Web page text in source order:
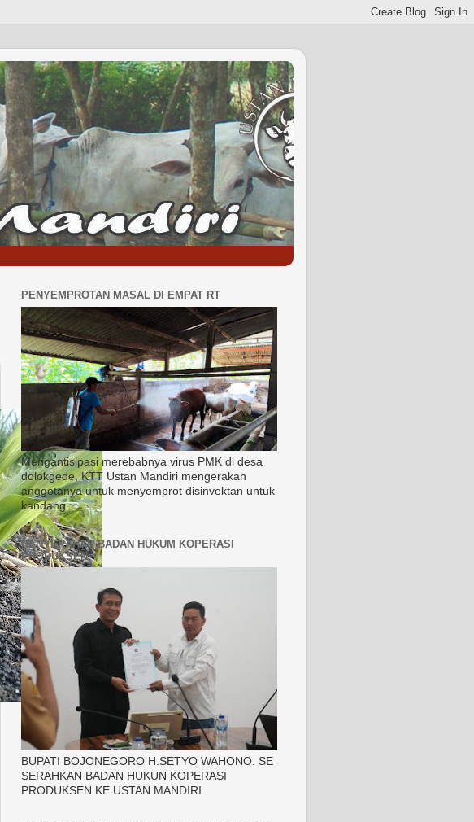
PENYEMPROTAN MASAL DI EMPAT RT
Mengantisipasi merebabnya virus PMK di desa
dolokgede, KTT Ustan Mandiri mengerakan
anggotanya untuk menyemprot disinvektan untuk
kandang.
PENYERAHAN BADAN HUKUM KOPERASI
PRODUKSEN
BUPATI BOJONEGORO H.SETYO WAHONO. SE
SERAHKAN BADAN HUKUN KOPERASI
PRODUKSEN KE USTAN MANDIRI